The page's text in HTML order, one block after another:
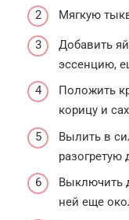
Мягкую
Добавить
эссенцию,
Положить
корицу и
Вылить в
разогретую
Выключить
ней еще